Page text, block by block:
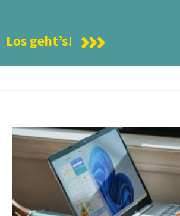
Los geht’s!